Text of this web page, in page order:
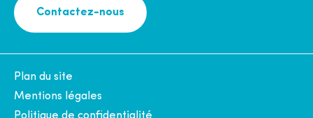
Contactez-nous
Plan du site
Mentions légales